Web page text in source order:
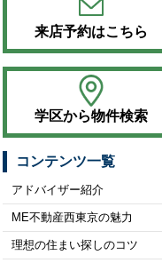
来店予約はこちら
学区から物件検索
コンテンツ一覧
アドバイザー紹介
ME不動産西東京の魅力
理想の住まい探しのコツ